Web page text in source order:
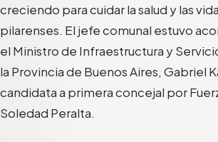
creciendo para cuidar la salud y las
pilarenses. El jefe comunal estuvo
el Ministro de Infraestructura y
la Provincia de Buenos Aires, Gabriel
candidata a primera concejal por
Soledad Peralta.